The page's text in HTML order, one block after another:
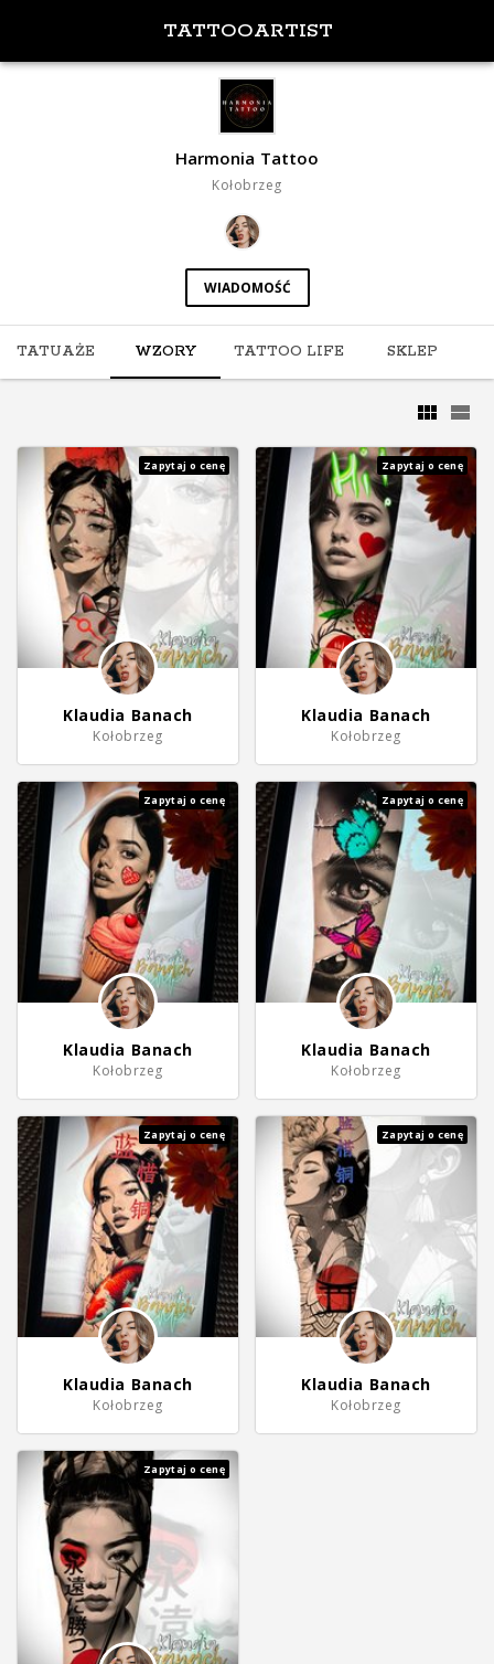
TATTOOARTIST
Harmonia Tattoo
Kołobrzeg
WIADOMOŚĆ
TATUAŻE WZORY TATTOO LIFE SKLEP
Zapytaj o cenę
Klaudia Banach
Kołobrzeg
Zapytaj o cenę
Klaudia Banach
Kołobrzeg
Zapytaj o cenę
Klaudia Banach
Kołobrzeg
Zapytaj o cenę
Klaudia Banach
Kołobrzeg
Zapytaj o cenę
Klaudia Banach
Kołobrzeg
Zapytaj o cenę
Klaudia Banach
Kołobrzeg
Zapytaj o cenę